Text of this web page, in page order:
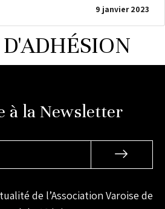
9 janvier 2023
à la Newsletter
de l’Association Varoise de